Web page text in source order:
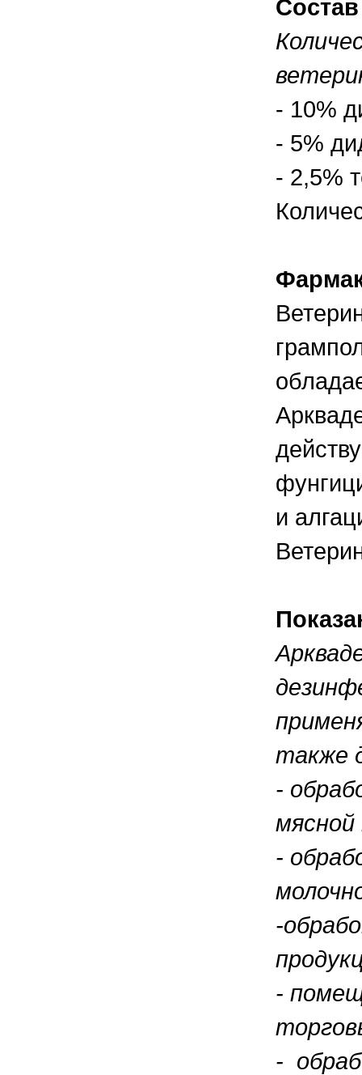
Состав
- 10%
- 5%
- 2,5%
и
также
-
мясной
-
-
-
-